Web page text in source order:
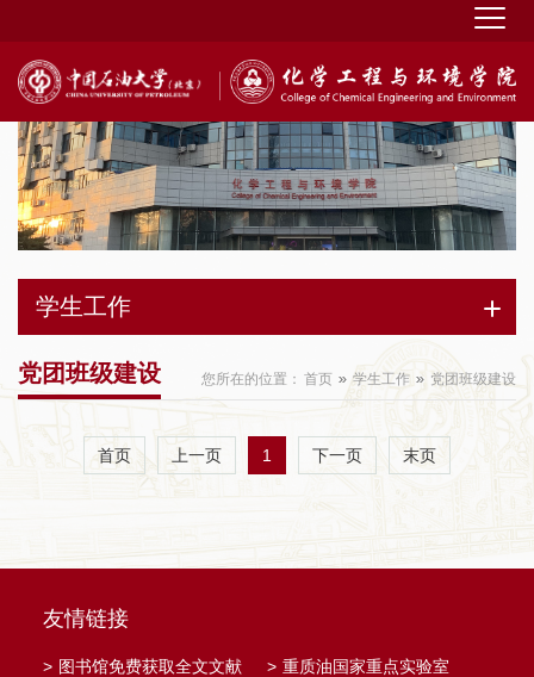
学生工作
您所在的位置： 首页 学生工作 党团班级建设
党团班级建设
首页 上一页 1 下一页 末页
友情链接
> 图书馆免费获取全文文献 > 重质油国家重点实验室